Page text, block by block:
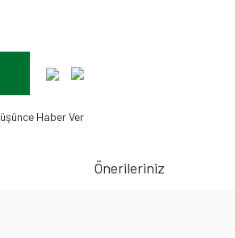
Haber Ver
Önerileriniz